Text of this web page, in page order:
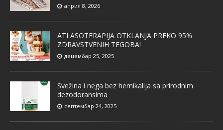
април 8, 2026
ATLASOTERAPIJA OTKLANJA PREKO 95%
ZDRAVSTVENIH TEGOBA!
децембар 25, 2025
Svežina i nega bez hemikalija sa prirodnim
dezodoransima
септембар 24, 2025